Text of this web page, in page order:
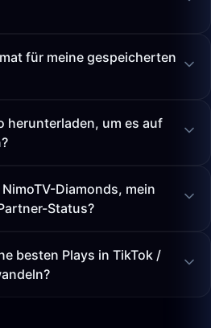
für meine gespeicherten
herunterladen, um es auf
Diamonds, mein
Status?
besten Plays in TikTok /